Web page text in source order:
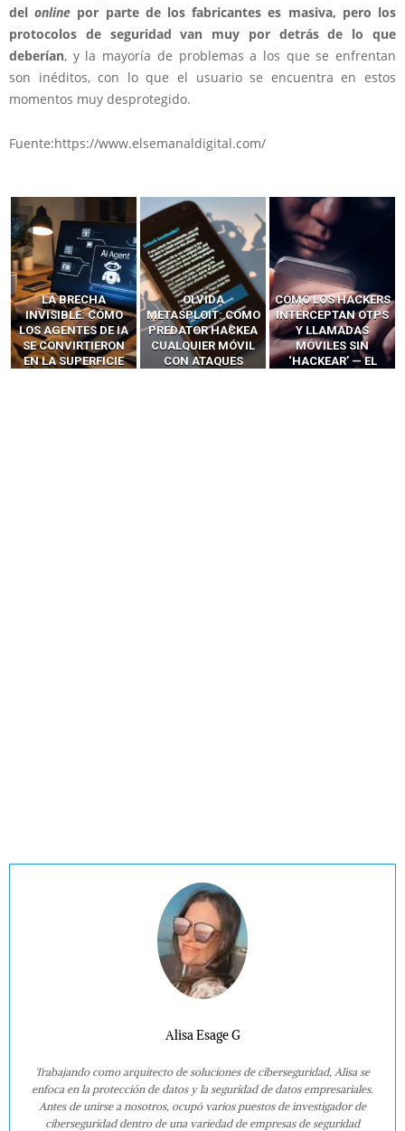
delonline por parte de los fabricantes es masiva, pero los
protocolos de seguridad van muy por detrás de lo que
deberían, y la mayoría de problemas a los que se enfrentan
son inéditos, con lo que el usuario se encuentra en estos
momentos muy desprotegido.
Fuente:https://www.elsemanaldigital.com/
LA BRECHA
INVISIBLE: CÓMO
LOS AGENTES DE IA
SE CONVIRTIERON
EN LA SUPERFICIE
OLVIDA
METASPLOIT: CÓMO
PREDATOR HACKEA
CUALQUIER MÓVIL
CON ATAQUES
CÓMO LOS HACKERS
INTERCEPTAN OTPS
Y LLAMADAS
MÓVILES SIN
‘HACKEAR’ — EL
Alisa Esage G
Trabajando como arquitecto de soluciones de ciberseguridad, Alisa se
enfoca en la protección de datos y la seguridad de datos empresariales.
Antes de unirse a nosotros, ocupó varios puestos de investigador de
ciberseguridad dentro de una variedad de empresas de seguridad